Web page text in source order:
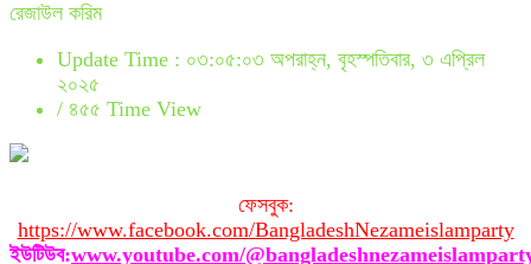
রেজাউল করিম
Update Time : ০৩:০৫:০৩ অপরাহ্ন, বৃহস্পতিবার, ৩ এপ্রিল
২০২৫
/ ৪৫৫ Time View
ফেসবুক:
https://www.facebook.com/BangladeshNezameislamparty
ইউটিউব:www.youtube.com/